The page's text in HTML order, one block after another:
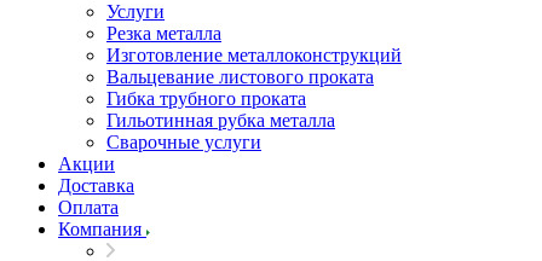
Услуги
Резка металла
Изготовление металлоконструкций
Вальцевание листового проката
Гибка трубного проката
Гильотинная рубка металла
Сварочные услуги
Акции
Доставка
Оплата
Компания